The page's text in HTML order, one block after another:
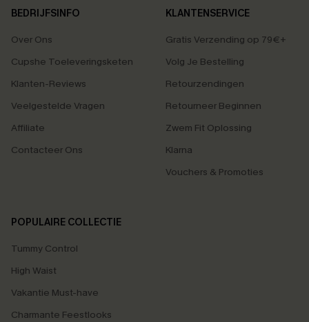
BEDRIJFSINFO
Over Ons
Cupshe Toeleveringsketen
Klanten-Reviews
Veelgestelde Vragen
Affiliate
Contacteer Ons
KLANTENSERVICE
Gratis Verzending op 79€+
Volg Je Bestelling
Retourzendingen
Retourneer Beginnen
Zwem Fit Oplossing
Klarna
Vouchers & Promoties
POPULAIRE COLLECTIE
Tummy Control
High Waist
Vakantie Must-have
Charmante Feestlooks